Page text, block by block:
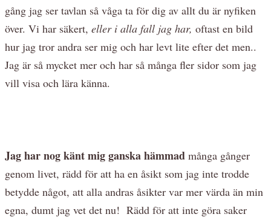
gång jag ser tavlan så våga ta för dig av allt du är nyfiken
över. Vi har säkert, eller i alla fall jag har, oftast en bild
hur jag tror andra ser mig och har levt lite efter det men..
Jag är så mycket mer och har så många fler sidor som jag
vill visa och lära känna.
Jag har nog känt mig ganska hämmad många gånger
genom livet, rädd för att ha en åsikt som jag inte trodde
betydde något, att alla andras åsikter var mer värda än min
egna, dumt jag vet det nu! Rädd för att inte göra saker